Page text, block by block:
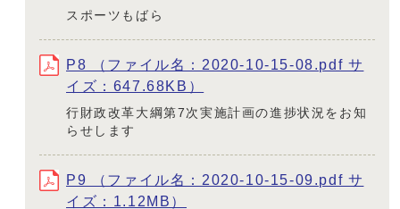
スポーツもばら
P8 （ファイル名：2020-10-15-08.pdf サ
イズ：647.68KB）
行財政改革大綱第7次実施計画の進捗状況をお知
らせします
P9 （ファイル名：2020-10-15-09.pdf サ
イズ：1.12MB）